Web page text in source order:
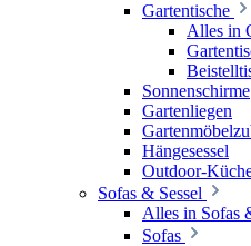
Gartentische
Alles in
Sonnenschirme
Gartenliegen
Hängesessel
Outdoor-
Sofas & Sessel
Alles in Sofas
Sofas